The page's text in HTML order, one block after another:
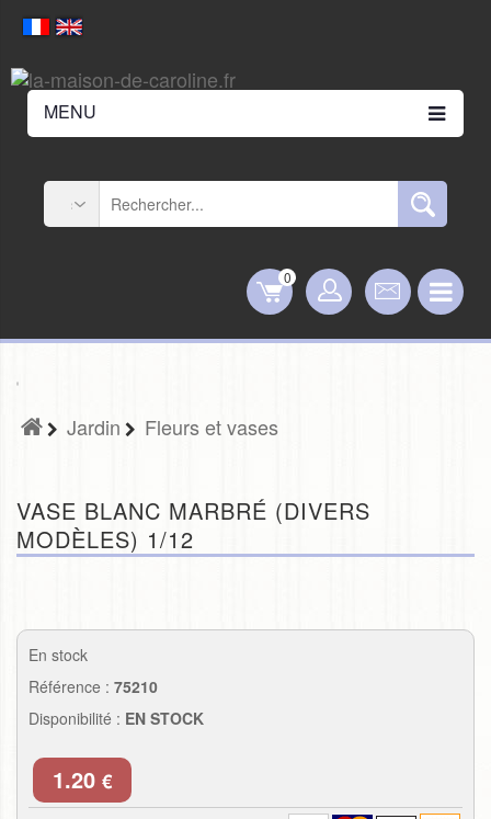
MENU
0
Jardin Fleurs et vases
VASE BLANC MARBRÉ (DIVERS
MODÈLES) 1/12
En stock
Référence : 75210
Disponibilité : EN STOCK
1.20 €